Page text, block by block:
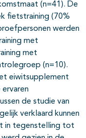
(n=41). De
fietstraining (70%
werden
met
met
(n=10).
eiwitsupplement
de studie van
verklaard kunnen
in tegenstelling tot